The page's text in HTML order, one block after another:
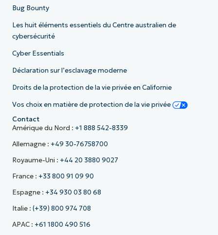
Bug Bounty
Les huit éléments essentiels du Centre australien de
cybersécurité
Cyber Essentials
Déclaration sur l’esclavage moderne
Droits de la protection de la vie privée en Californie
Vos choix en matière de protection de la vie privée
Contact
Amérique du Nord : +1 888 542-8339
Allemagne : +49 30-76758700
Royaume-Uni : +44 20 3880 9027
France : +33 800 91 09 90
Espagne : +34 930 03 80 68
Italie : (+39) 800 974 708
APAC : +61 1800 490 516